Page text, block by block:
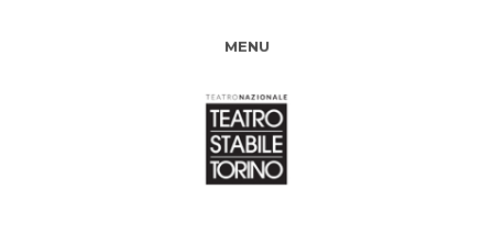
MENU